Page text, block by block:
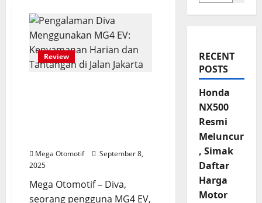
Review
Mega Otomotif
September 8,
2025
Mega Otomotif – Diva,
seorang pengguna MG4 EV,
RECENT
POSTS
Honda
NX500
Resmi
Meluncur
, Simak
Daftar
Harga
Motor